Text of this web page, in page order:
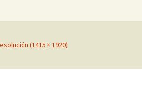
(1415 × 1920)